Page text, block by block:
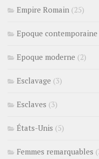
Empire Romain (25)
Epoque contemporaine
Epoque moderne (2)
Esclavage (3)
Esclaves (3)
États-Unis (5)
Femmes remarquables